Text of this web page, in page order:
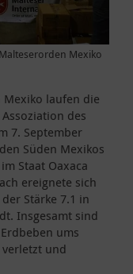
Mexiko
Mexiko laufen die
des
7. September
Süden Mexikos
Staat Oaxaca
ereignete sich
Stärke 7.1 in
Insgesamt sind
ums
und